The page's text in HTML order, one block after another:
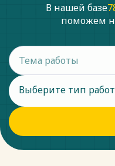
В нашей базе
поможем
Выберите тип